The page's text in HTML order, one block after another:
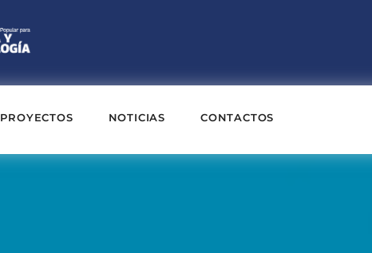
PROYECTOS NOTICIAS CONTACTOS